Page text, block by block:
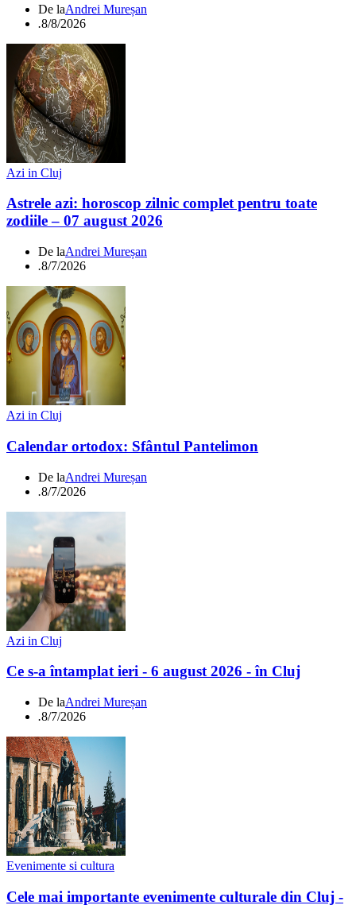
De laAndrei Mureșan
.8/8/2026
Azi in Cluj
Astrele azi: horoscop zilnic complet pentru toate
zodiile – 07 august 2026
De laAndrei Mureșan
.8/7/2026
Azi in Cluj
Calendar ortodox: Sfântul Pantelimon
De laAndrei Mureșan
.8/7/2026
Azi in Cluj
Ce s-a întamplat ieri - 6 august 2026 - în Cluj
De laAndrei Mureșan
.8/7/2026
Evenimente si cultura
Cele mai importante evenimente culturale din Cluj -